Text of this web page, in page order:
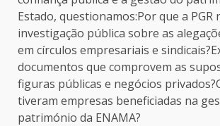
Estado, questionamos:Por que a PGR
investigação pública sobre as
em círculos empresariais e
documentos que comprovem as
figuras públicas e negócios
tiveram empresas beneficiadas na
património da ENAMA?